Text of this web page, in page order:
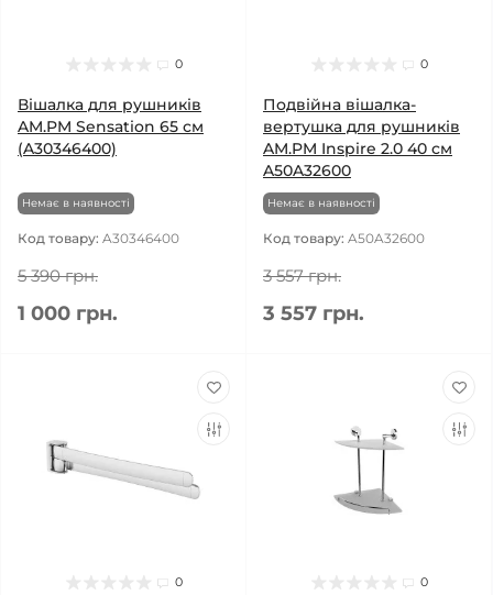
0
Вішалка для рушників
AM.PM Sensation 65 см
(A30346400)
Немає в наявності
Код товару: A30346400
5 390 грн.
1 000 грн.
0
Подвійна вішалка-
вертушка для рушників
AM.PM Inspire 2.0 40 см
A50A32600
Немає в наявності
Код товару: A50A32600
3 557 грн.
3 557 грн.
0 0